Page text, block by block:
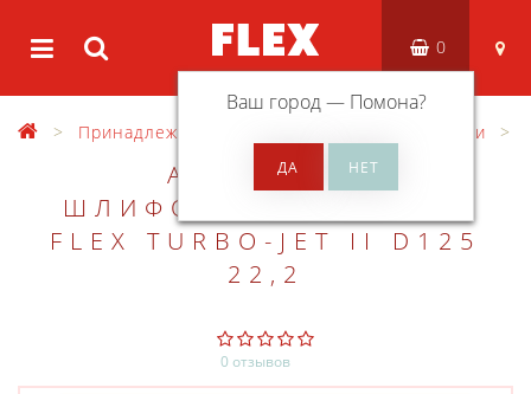
Ваш город — Помона?
0
Принадлежности Разные принадлежности
АЛМАЗНЫЙ
ШЛИФОВАЛЬНЫЙ КРУГ
FLEX TURBO-JET II D125
22,2
0 отзывов